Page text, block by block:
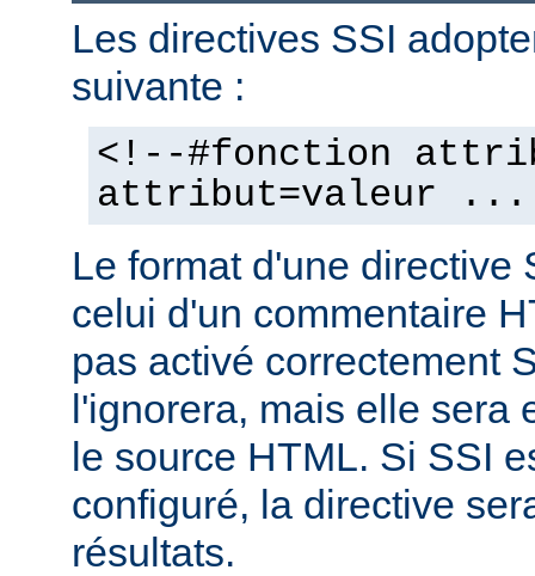
Les directives SSI
suivante :
<!--#fonction
attribut=valeur
Le format d'une directive
celui d'un commentaire
pas activé correctement
l'ignorera, mais elle sera
le source HTML. Si SSI
configuré, la directive
résultats.